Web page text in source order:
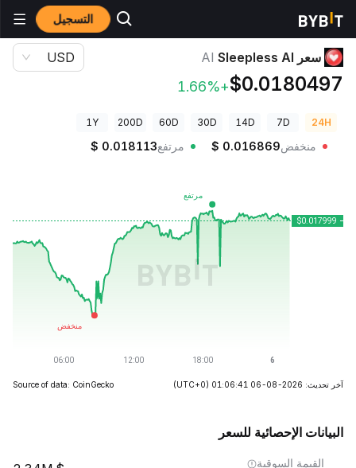
التسجيل أسعار العملات الرقمية
سعر Sleepless AI AI
$0.0180497
+1.66%
USD
24H
7D
14D
30D
60D
200D
1Y
منخفض $ 0.016869 مرتفع $ 0.018113
آخر تحديث: 2026-08-06 01:06:41 (UTC+0)
Source of data: CoinGecko
البيانات الإحصائية للسعر
القيمة السوقية